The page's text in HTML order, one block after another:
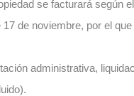
se facturará según
de noviembre, por el
administrativa,